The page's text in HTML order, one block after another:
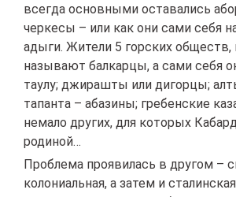
всегда основными оставались
черкесы – или как они сами себя
адыги. Жители 5 горских
называют балкарцы, а сами себя
таулу; джирашты или дигорцы;
тапанта – абазины; гребенские
немало других, для которых
родиной…
Проблема проявилась в другом –
колониальная, а затем и